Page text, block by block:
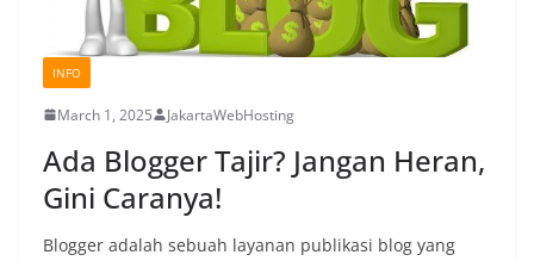
INFO
March 1, 2025 JakartaWebHosting
Ada Blogger Tajir? Jangan Heran,
Gini Caranya!
Blogger adalah sebuah layanan publikasi blog yang